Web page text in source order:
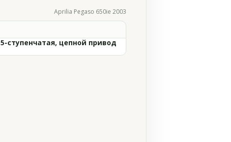
Aprilia Pegaso 650ie 2003
5-ступенчатая, цепной привод